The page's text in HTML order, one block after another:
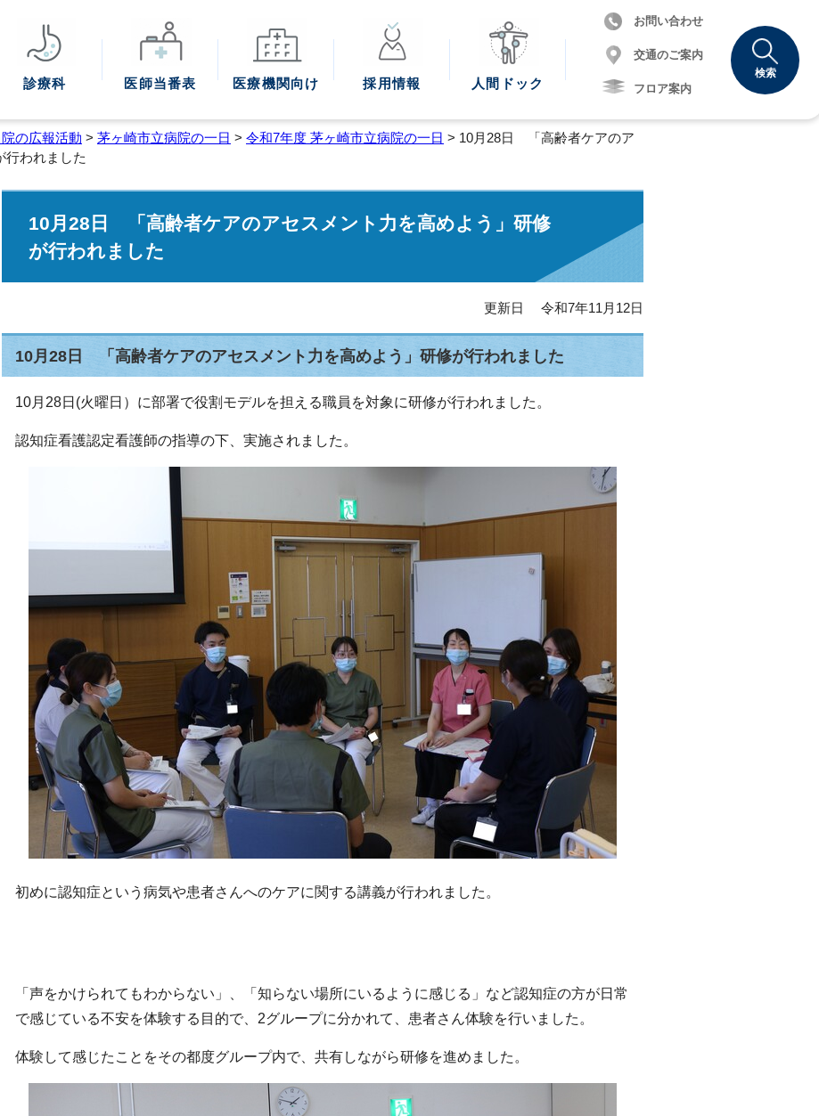
診療科 医師当番表 医療機関 向け 採用情報 人間 ドック
お問い合わせ
交通のご案内
フロア案内
検索
の広報活動 > 茅ヶ崎市立病院の一日 > 令和7年度 茅ヶ崎市立病院の一日 > 10月28日 「高齢者ケアのア
行われました
10月28日 「高齢者ケアのアセスメント力を高めよう」研修
が行われました
更新日 令和7年11月12日
10月28日 「高齢者ケアのアセスメント力を高めよう」研修が行われました
10月28日(火曜日）に部署で役割モデルを担える職員を対象に研修が行われました。
認知症看護認定看護師の指導の下、実施されました。
初めに認知症という病気や患者さんへのケアに関する講義が行われました。
「声をかけられてもわからない」、「知らない場所にいるように感じる」など認知症の方が日常
で感じている不安を体験する目的で、2グループに分かれて、患者さん体験を行いました。
体験して感じたことをその都度グループ内で、共有しながら研修を進めました。